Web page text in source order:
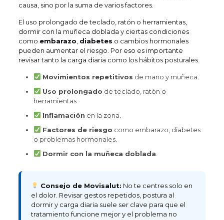
causa, sino por la suma de varios factores.
El uso prolongado de teclado, ratón o herramientas,
dormir con la muñeca doblada y ciertas condiciones
como embarazo diabetes o cambios hormonales
pueden aumentar el riesgo. Por eso es importante
revisar tanto la carga diaria como los hábitos posturales.
Movimientos repetitivos de mano y muñeca.
Uso prolongado de teclado, ratón o
herramientas.
Inflamación en la zona.
Factores de riesgo como embarazo, diabetes
o problemas hormonales.
Dormir con la muñeca doblada
Consejo de Movisalut: No te centres solo en
el dolor. Revisar gestos repetidos, postura al
dormir y carga diaria suele ser clave para que el
tratamiento funcione mejor y el problema no